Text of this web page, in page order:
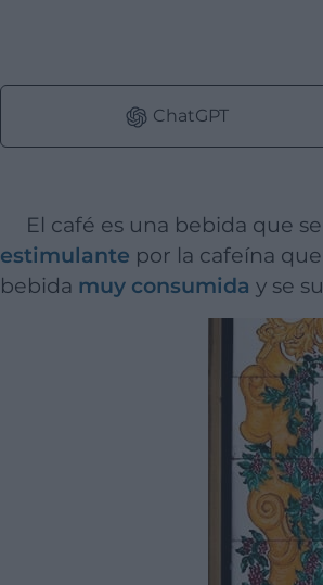
ChatGPT
El café es una bebida que
estimulante por la cafeína
bebida muy consumida y se